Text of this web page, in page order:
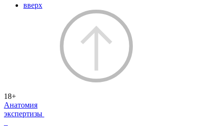
вверх
18+
Анатомия
экспертизы